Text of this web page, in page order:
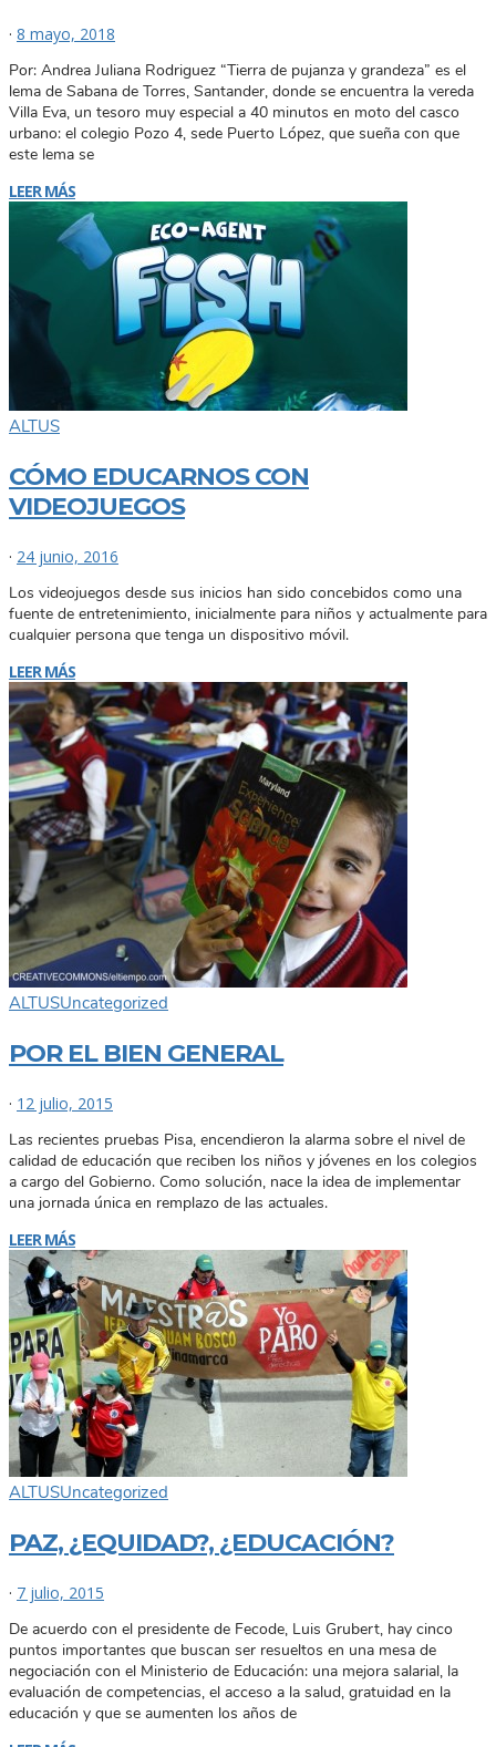
· 8 mayo, 2018
Por: Andrea Juliana Rodriguez “Tierra de pujanza y grandeza” es el
lema de Sabana de Torres, Santander, donde se encuentra la vereda
Villa Eva, un tesoro muy especial a 40 minutos en moto del casco
urbano: el colegio Pozo 4, sede Puerto López, que sueña con que
este lema se
LEER MÁS
ALTUS
CÓMO EDUCARNOS CON
VIDEOJUEGOS
· 24 junio, 2016
Los videojuegos desde sus inicios han sido concebidos como una
fuente de entretenimiento, inicialmente para niños y actualmente para
cualquier persona que tenga un dispositivo móvil.
LEER MÁS
ALTUSUncategorized
POR EL BIEN GENERAL
· 12 julio, 2015
Las recientes pruebas Pisa, encendieron la alarma sobre el nivel de
calidad de educación que reciben los niños y jóvenes en los colegios
a cargo del Gobierno. Como solución, nace la idea de implementar
una jornada única en remplazo de las actuales.
LEER MÁS
ALTUSUncategorized
PAZ, ¿EQUIDAD?, ¿EDUCACIÓN?
· 7 julio, 2015
De acuerdo con el presidente de Fecode, Luis Grubert, hay cinco
puntos importantes que buscan ser resueltos en una mesa de
negociación con el Ministerio de Educación: una mejora salarial, la
evaluación de competencias, el acceso a la salud, gratuidad en la
educación y que se aumenten los años de